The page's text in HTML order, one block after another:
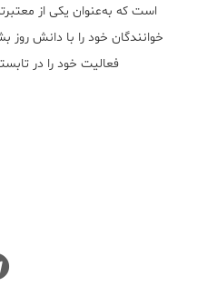
است که به‌عنوان یکی از
خوانندگان خود را با دانش
فعالیت خود را در تابستان ۱۳۹۵ آغاز